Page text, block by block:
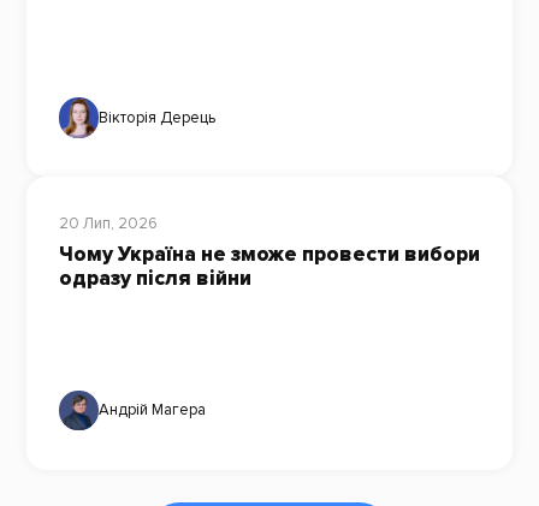
Вікторія Дерець
20 Лип, 2026
Чому Україна не зможе провести вибори
одразу після війни
Андрій Магера